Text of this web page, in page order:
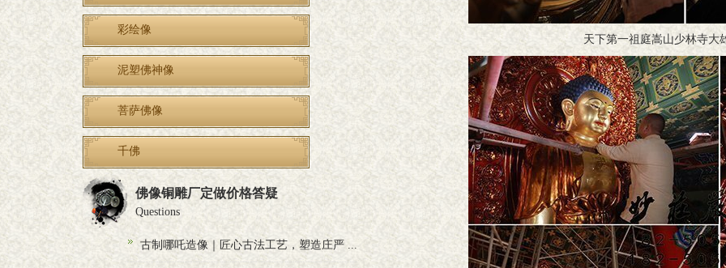
彩绘像
泥塑佛神像
菩萨佛像
千佛
佛像铜雕厂定做价格答疑
Questions
古制哪吒造像｜匠心古法工艺，塑造庄严 ...
天下第一祖庭嵩山少林寺大